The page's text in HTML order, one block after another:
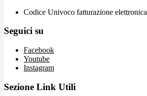
Codice Univoco fatturazione
Seguici su
Facebook
Youtube
Instagram
Sezione Link Utili